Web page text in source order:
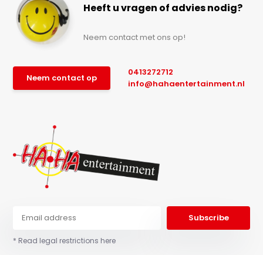
Heeft u vragen of advies nodig?
Neem contact met ons op!
Neem contact op
0413272712
info@hahaentertainment.nl
Subscribe
* Read legal restrictions here